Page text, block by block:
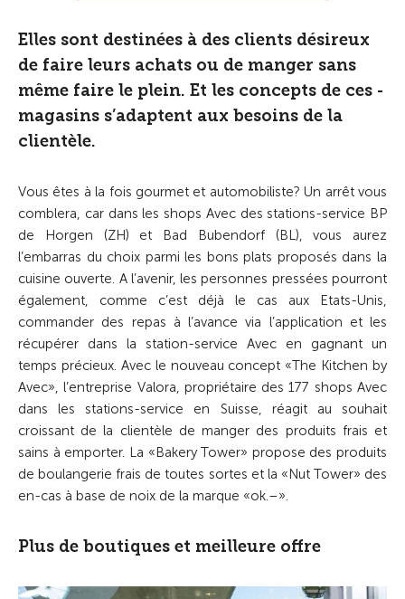
Elles sont destinées à des clients désireux
de faire leurs achats ou de manger sans
même faire le plein. Et les concepts de ces ­
magasins s’adaptent aux besoins de la
clientèle.
Vous êtes à la fois gourmet et automobiliste? Un arrêt vous
comblera, car dans les shops Avec des stations-service BP
de Horgen (ZH) et Bad Bubendorf (BL), vous aurez
l’embarras du choix parmi les bons plats proposés dans la
cuisine ouverte. A l’avenir, les personnes pressées pourront
également, comme c’est déjà le cas aux Etats-Unis,
commander des repas à l’avance via l’application et les
récupérer dans la station-service Avec en gagnant un
temps précieux. Avec le nouveau concept «The Kitchen by
Avec», l’entreprise Valora, propriétaire des 177 shops Avec
dans les stations-service en Suisse, réagit au souhait
croissant de la clientèle de manger des produits frais et
sains à emporter. La «Bakery Tower» propose des produits
de boulangerie frais de toutes sortes et la «Nut Tower» des
en-cas à base de noix de la marque «ok.–».
Plus de boutiques et meilleure offre